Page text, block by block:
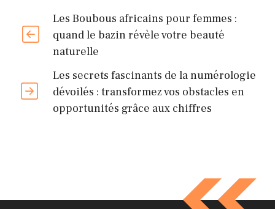
Les Boubous africains pour femmes :
quand le bazin révèle votre beauté
naturelle
Les secrets fascinants de la numérologie
dévoilés : transformez vos obstacles en
opportunités grâce aux chiffres